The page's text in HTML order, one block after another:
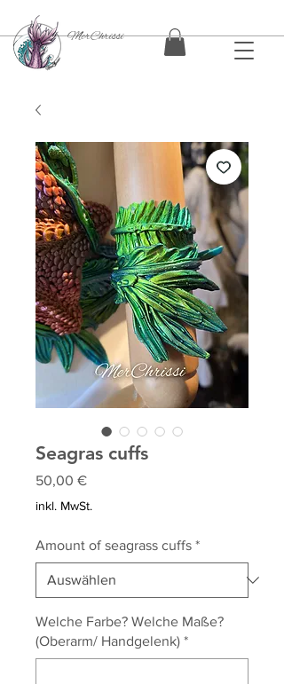
MerChrissi
Seagras cuffs
50,00 €Preis
inkl. MwSt.
Amount of seagrass cuffs *
Welche Farbe? Welche Maße?
(Oberarm/ Handgelenk) *